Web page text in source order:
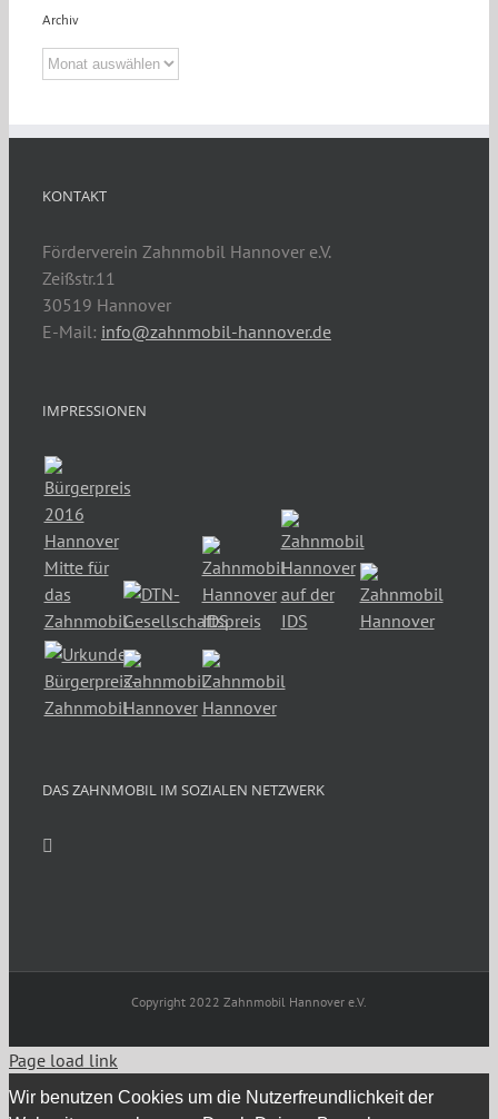
Archiv
Archiv
KONTAKT
Förderverein Zahnmobil Hannover e.V.
Zeißstr.11
30519 Hannover
E-Mail: info@zahnmobil-hannover.de
IMPRESSIONEN
DAS ZAHNMOBIL IM SOZIALEN NETZWERK
Copyright 2022 Zahnmobil Hannover e.V.
Page load link
Wir benutzen Cookies um die Nutzerfreundlichkeit der